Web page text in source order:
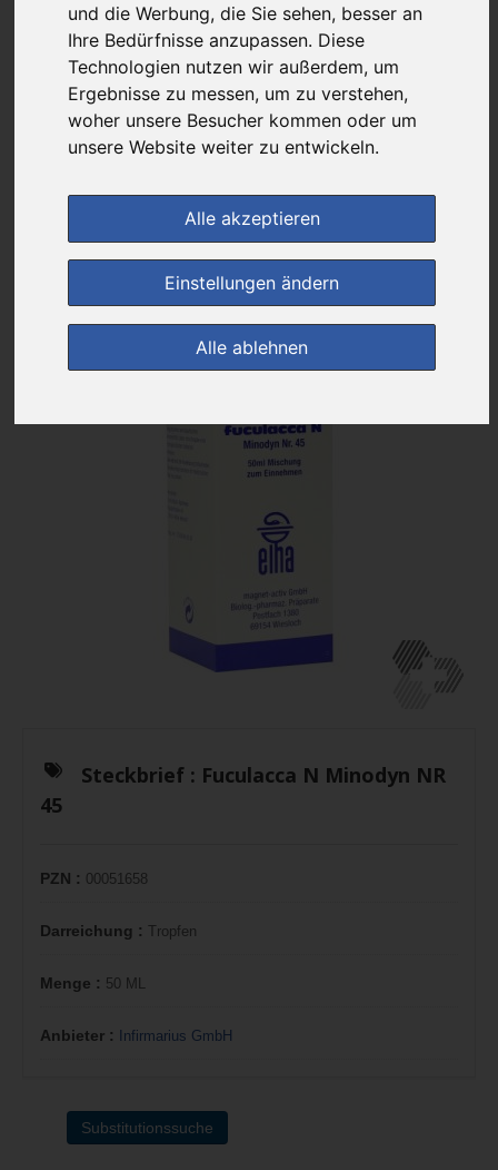
und die Werbung, die Sie sehen, besser an
Ihre Bedürfnisse anzupassen. Diese
Technologien nutzen wir außerdem, um
Ergebnisse zu messen, um zu verstehen,
woher unsere Besucher kommen oder um
unsere Website weiter zu entwickeln.
Alle akzeptieren
Einstellungen ändern
Alle ablehnen
Preis pro 1 ML / 0,20 €
Daten vom 07.08.2026 21:04 Uhr
(0) Jetzt bewerten!
zur Einkaufsliste
Steckbrief : Fuculacca N Minodyn NR
45
PZN : 00051658
Darreichung : Tropfen
Menge : 50 ML
Anbieter : Infirmarius GmbH
Substitutionssuche